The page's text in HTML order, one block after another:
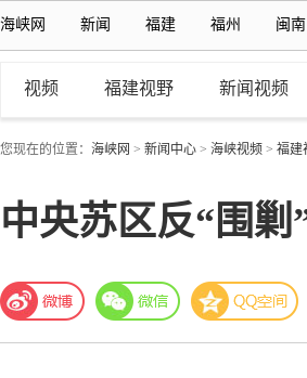
海峡网 新闻 福建 福州 闽南
视频 福建视野 新闻视频
您现在的位置： 海峡网 > 新闻中心 > 海峡视频 > 福建
中央苏区反“围